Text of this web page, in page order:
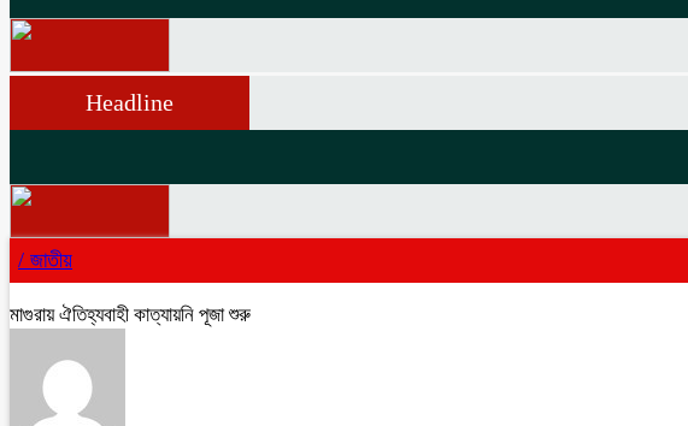
Headline
/ জাতীয়
মাগুরায় ঐতিহ্যবাহী কাত্যায়নি পূজা শুরু